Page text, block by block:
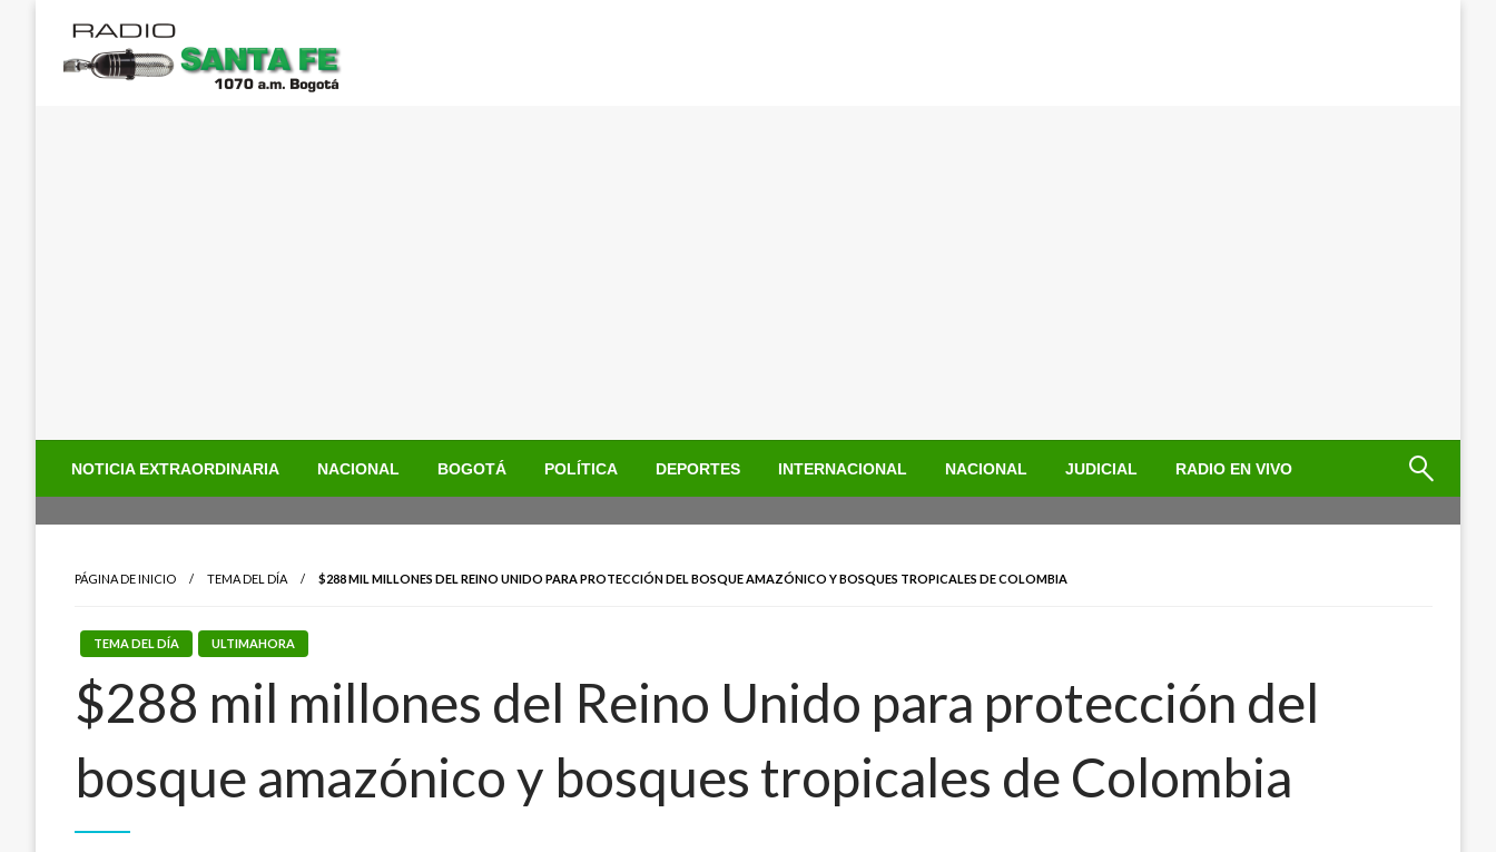
contenido
NOTICIA EXTRAORDINARIA NACIONAL BOGOTÁ POLÍTICA DEPORTES INTERNACIONAL NACIONAL JUDICIAL RADIO EN VIVO
PÁGINA DE INICIO TEMA DEL DÍA $288 MIL MILLONES DEL REINO UNIDO PARA PROTECCIÓN DEL BOSQUE AMAZÓNICO Y BOSQUES TROPICALES DE COLOMBIA
TEMA DEL DÍA ULTIMAHORA
$288 mil millones del Reino Unido para protección del
bosque amazónico y bosques tropicales de Colombia